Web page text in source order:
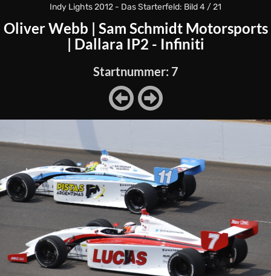
Indy Lights 2012 - Das Starterfeld: Bild 4 / 21
Oliver Webb | Sam Schmidt Motorsports
| Dallara IP2 - Infiniti
Startnummer: 7